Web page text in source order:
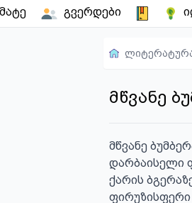
გვერდები
მწვანე
მწვანე
დარბაისელი
ქარის
ფირუზისფერი